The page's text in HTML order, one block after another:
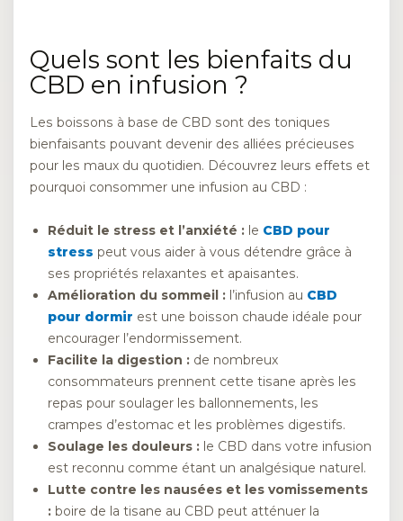
Quels sont les bienfaits du
CBD en infusion ?
Les boissons à base de CBD sont des toniques
bienfaisants pouvant devenir des alliées précieuses
pour les maux du quotidien. Découvrez leurs effets et
pourquoi consommer une infusion au CBD :
Réduit le stress et l’anxiété : le CBD pour
stress peut vous aider à vous détendre grâce à
ses propriétés relaxantes et apaisantes.
Amélioration du sommeil : l’infusion au CBD
pour dormir est une boisson chaude idéale pour
encourager l’endormissement.
Facilite la digestion : de nombreux
consommateurs prennent cette tisane après les
repas pour soulager les ballonnements, les
crampes d’estomac et les problèmes digestifs.
Soulage les douleurs : le CBD dans votre infusion
est reconnu comme étant un analgésique naturel.
Lutte contre les nausées et les vomissements
: boire de la tisane au CBD peut atténuer la